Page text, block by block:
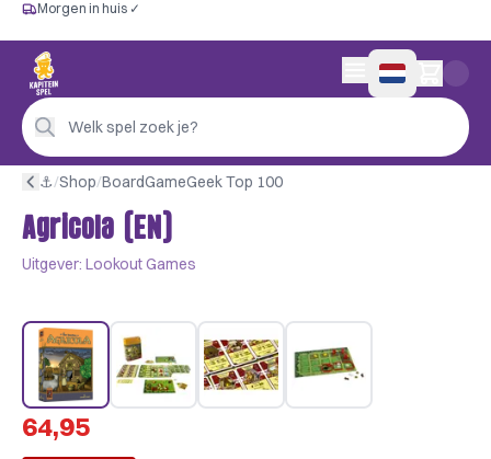
Gratis vanaf €60
Morgen in huis ✓
Persoonlijk advies
4,9/5 —
Morgen in huis ✓
Welk spel zoek je?
0 artikelen in
⚓︎/Shop/BoardGameGeek Top 100
Agricola (EN)
Uitgever: Lookout Games
64,95